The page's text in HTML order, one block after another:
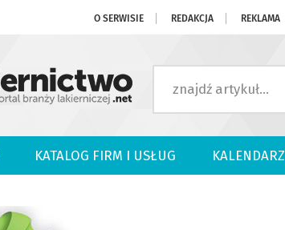
O SERWISIE REDAKCJA REKLAMA
KATALOG FIRM I USŁUG KALENDARZ